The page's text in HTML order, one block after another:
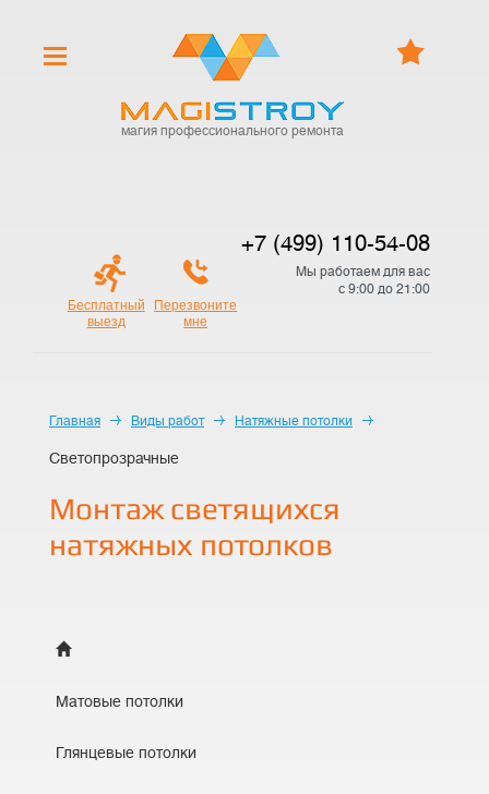
магия профессионального ремонта
+7 (499) 110-54-08
Мы работаем для вас
с 9:00 до 21:00
Бесплатный
выезд
Перезвоните
мне
Главная Виды работ Натяжные потолки
Светопрозрачные
Монтаж светящихся
натяжных потолков
Матовые потолки
Глянцевые потолки